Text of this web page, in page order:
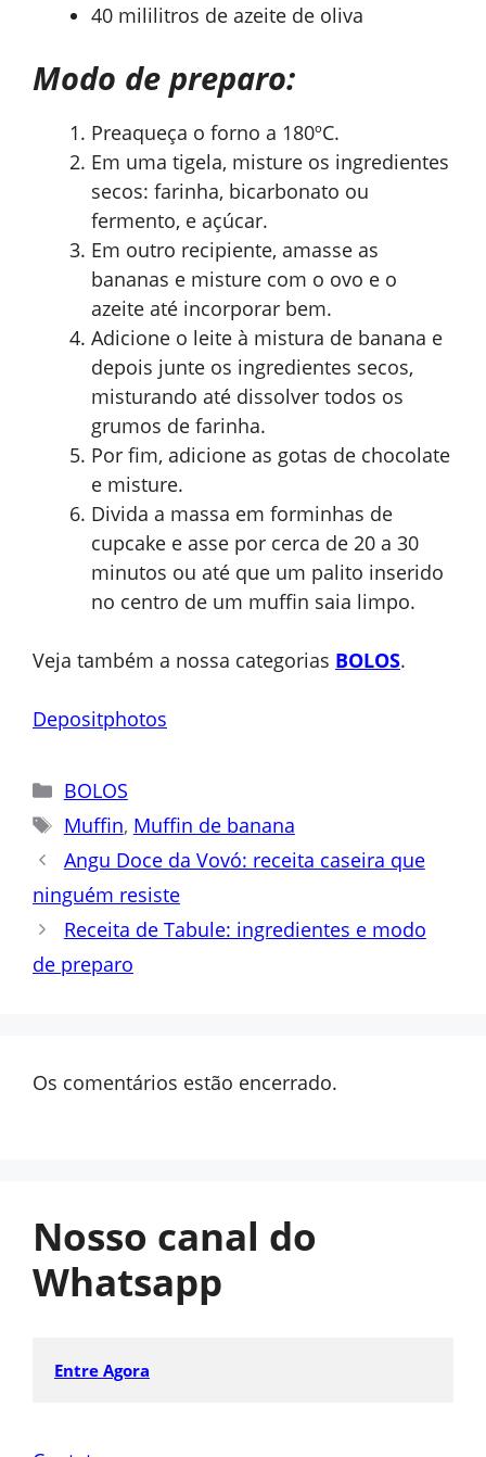
40 mililitros de azeite de oliva
Modo de preparo:
Preaqueça o forno a 180ºC.
Em uma tigela, misture os ingredientes
secos: farinha, bicarbonato ou
fermento, e açúcar.
Em outro recipiente, amasse as
bananas e misture com o ovo e o
azeite até incorporar bem.
Adicione o leite à mistura de banana e
depois junte os ingredientes secos,
misturando até dissolver todos os
grumos de farinha.
Por fim, adicione as gotas de chocolate
e misture.
Divida a massa em forminhas de
cupcake e asse por cerca de 20 a 30
minutos ou até que um palito inserido
no centro de um muffin saia limpo.
Veja também a nossa categorias BOLOS.
Depositphotos
Categorias
BOLOS
Tags
Muffin, Muffin de banana
Angu Doce da Vovó: receita caseira que
ninguém resiste
Receita de Tabule: ingredientes e modo
de preparo
Os comentários estão encerrado.
Nosso canal do
Whatsapp
Entre Agora